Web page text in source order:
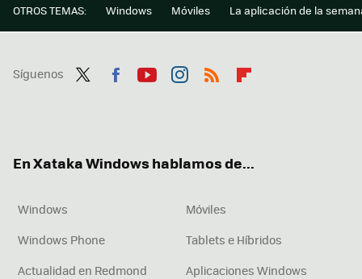
OTROS TEMAS: Windows Móviles La aplicación de la
Síguenos
En Xataka Windows hablamos de...
Windows
Móviles
Windows Phone
Tablets e Híbridos
Actualidad en Redmond
Aplicaciones Windows